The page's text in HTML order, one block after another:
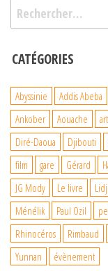
Rechercher :
CATÉGORIES
Abyssinie Addis Abeba
Ankober
Aouache
Diré-Daoua
Djibouti
film
gare Gérard
JG Mody
Le livre
Ménélik
Paul Ozil
Rhinocéros
Rimbaud
Yunnan
évènement